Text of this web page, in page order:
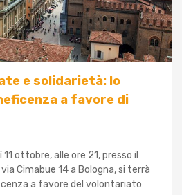
e solidarietà: lo
a favore di
ottobre, alle ore 21, presso il
Cimabue 14 a Bologna, si terrà
a favore del volontariato